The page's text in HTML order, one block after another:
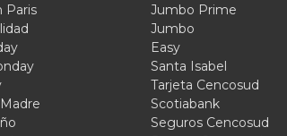
Paris
Jumbo Prime
Jumbo
Easy
Santa Isabel
Tarjeta Cencosud
Scotiabank
Seguros Cencosud